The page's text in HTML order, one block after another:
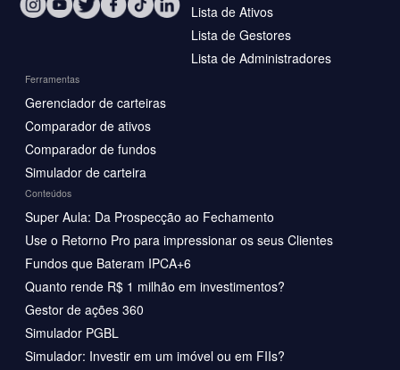
Lista de Ativos
Lista de Gestores
Lista de Administradores
Ferramentas
Gerenciador de carteiras
Comparador de ativos
Comparador de fundos
Simulador de carteira
Conteúdos
Super Aula: Da Prospecção ao Fechamento
Use o Retorno Pro para impressionar os seus Clientes
Fundos que Bateram IPCA+6
Quanto rende R$ 1 milhão em investimentos?
Gestor de ações 360
Simulador PGBL
Simulador: Investir em um imóvel ou em FIIs?